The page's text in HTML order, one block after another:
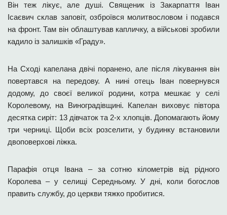
Він теж лікує, але душі. Священик із Закарпаття Іван
Ісаєвич склав заповіт, озброївся молитвословом і подався
на фронт. Там він облаштував капличку, а військові зробили
кадило із залишків «Граду».
На Сході капелана двічі поранено, але після лікування він
повертався на передову. А нині отець Іван повернувся
додому, до своєї великої родини, котра мешкає у селі
Королевому, на Виноградівщині. Капелан виховує півтора
десятка сиріт: 13 дівчаток та 2-х хлопців. Допомагають йому
три черниці. Щоби всіх розселити, у будинку встановили
двоповерхові ліжка.
Парафія отця Івана – за сотню кілометрів від рідного
Королева – у селищі Середньому. У дні, коли богослов
править службу, до церкви тяжко пробитися.